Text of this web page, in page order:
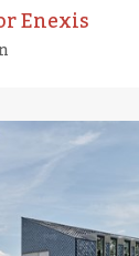
Enexis